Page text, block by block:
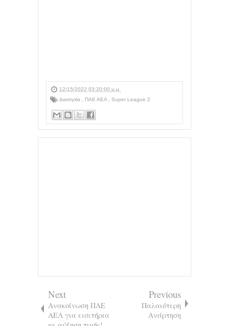
12/15/2022 03:20:00 μ.μ.
Διαιτησία
ΠΑΕ ΑΕΛ Super League 2
Next
Ανακοίνωση ΠΑΕ
ΑΕΛ για εισιτήρια
Previous
Παλαιότερη
Ανάρτηση